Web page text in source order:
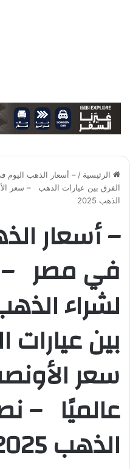
الرئيسية / – أسعار الذهب
الفرق بين عيارات الذهب – سعر
الذهب 2025
– أسعار
في مصر
لشراء
بين
سعر
عالميًا –
الذهب 2025